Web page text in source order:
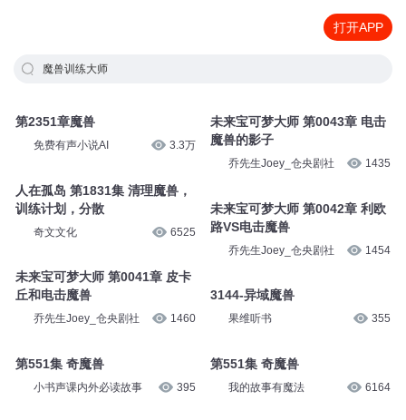
打开APP
魔兽训练大师
第2351章魔兽
免费有声小说AI 3.3万
人在孤岛 第1831集 清理魔兽，
训练计划，分散
奇文文化 6525
未来宝可梦大师 第0041章 皮卡
丘和电击魔兽
乔先生Joey_仓央剧社 1460
第551集 奇魔兽
小书声课内外必读故事 395
未来宝可梦大师 第0043章 电击
魔兽的影子
乔先生Joey_仓央剧社 1435
未来宝可梦大师 第0042章 利欧
路VS电击魔兽
乔先生Joey_仓央剧社 1454
3144-异域魔兽
果维听书 355
第551集 奇魔兽
我的故事有魔法 6164